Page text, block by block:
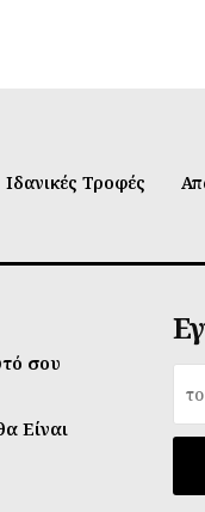
Ιδανικές Τροφές
σου
Είναι